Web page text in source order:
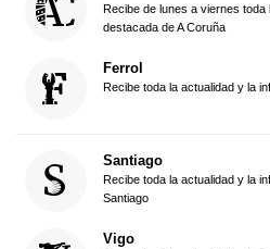
Recibe de lunes a viernes
destacada de A Coruña
Ferrol
Recibe toda la actualidad y la
Santiago
Recibe toda la actualidad y la
Santiago
Vigo